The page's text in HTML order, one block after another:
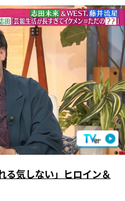
る気しない」ヒロイン＆